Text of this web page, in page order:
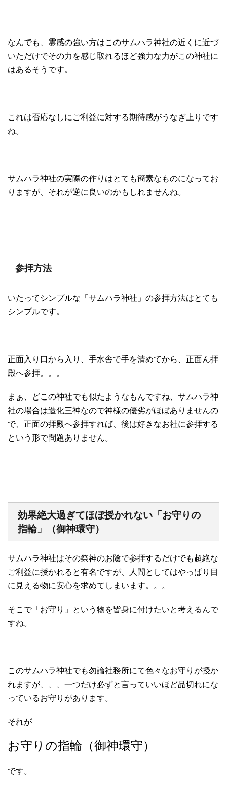
なんでも、霊感の強い方はこのサムハラ神社の近くに近づ
いただけでその力を感じ取れるほど強力な力がこの神社に
はあるそうです。
これは否応なしにご利益に対する期待感がうなぎ上りです
ね。
サムハラ神社の実際の作りはとても簡素なものになってお
りますが、それが逆に良いのかもしれませんね。
参拝方法
いたってシンプルな「サムハラ神社」の参拝方法はとても
シンプルです。
正面入り口から入り、手水舎で手を清めてから、正面ん拝
殿へ参拝。。。
まぁ、どこの神社でも似たようなもんですね、サムハラ神
社の場合は造化三神なので神様の優劣がほぼありませんの
で、正面の拝殿へ参拝すれば、後は好きなお社に参拝する
という形で問題ありません。
効果絶大過ぎてほぼ授かれない「お守りの
指輪」（御神環守）
サムハラ神社はその祭神のお陰で参拝するだけでも超絶な
ご利益に授かれると有名ですが、人間としてはやっぱり目
に見える物に安心を求めてしまいます。。。
そこで「お守り」という物を皆身に付けたいと考えるんで
すね。
このサムハラ神社でも勿論社務所にて色々なお守りが授か
れますが、、、一つだけ必ずと言っていいほど品切れにな
っているお守りがあります。
それが
お守りの指輪（御神環守）
です。